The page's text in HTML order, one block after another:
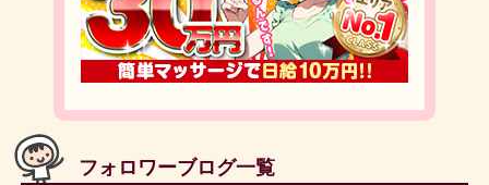
フォロワーブログ一覧